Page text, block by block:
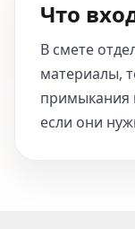
Что
В смете
материалы,
примыкания
если они